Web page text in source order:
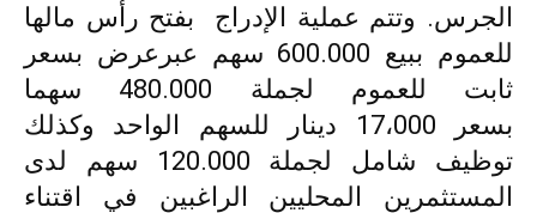
الجرس. وتتم عملية الإدراج بفتح رأس مالها
للعموم ببيع 600.000 سهم عبرعرض بسعر
ثابت للعموم لجملة 480.000 سهما
بسعر 000،17 دينار للسهم الواحد وكذلك
توظيف شامل لجملة 120.000 سهم لدى
المستثمرين المحليين الراغبين في اقتناء